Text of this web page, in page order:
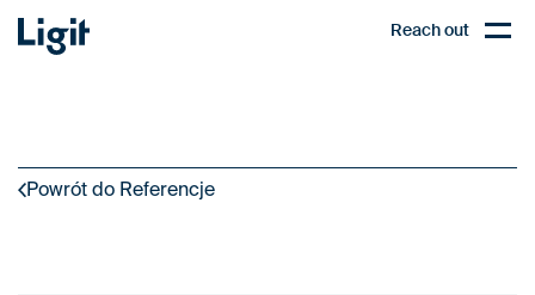
Ligit EN
Reach out Open,
Powrót do Referencje